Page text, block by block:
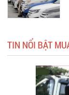
TIN NỔI BẬT